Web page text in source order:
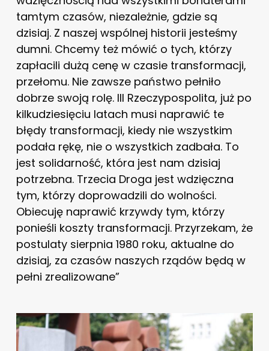
tamtym czasów, niezależnie, gdzie są
dzisiaj. Z naszej wspólnej historii jesteśmy
dumni. Chcemy też mówić o tych, którzy
zapłacili dużą cenę w czasie transformacji,
przełomu. Nie zawsze państwo pełniło
dobrze swoją rolę. III Rzeczypospolita, już po
kilkudziesięciu latach musi naprawić te
błędy transformacji, kiedy nie wszystkim
podała rękę, nie o wszystkich zadbała. To
jest solidarność, która jest nam dzisiaj
potrzebna. Trzecia Droga jest wdzięczna
tym, którzy doprowadzili do wolności.
Obiecuję naprawić krzywdy tym, którzy
ponieśli koszty transformacji. Przyrzekam, że
postulaty sierpnia 1980 roku, aktualne do
dzisiaj, za czasów naszych rządów będą w
pełni zrealizowane”